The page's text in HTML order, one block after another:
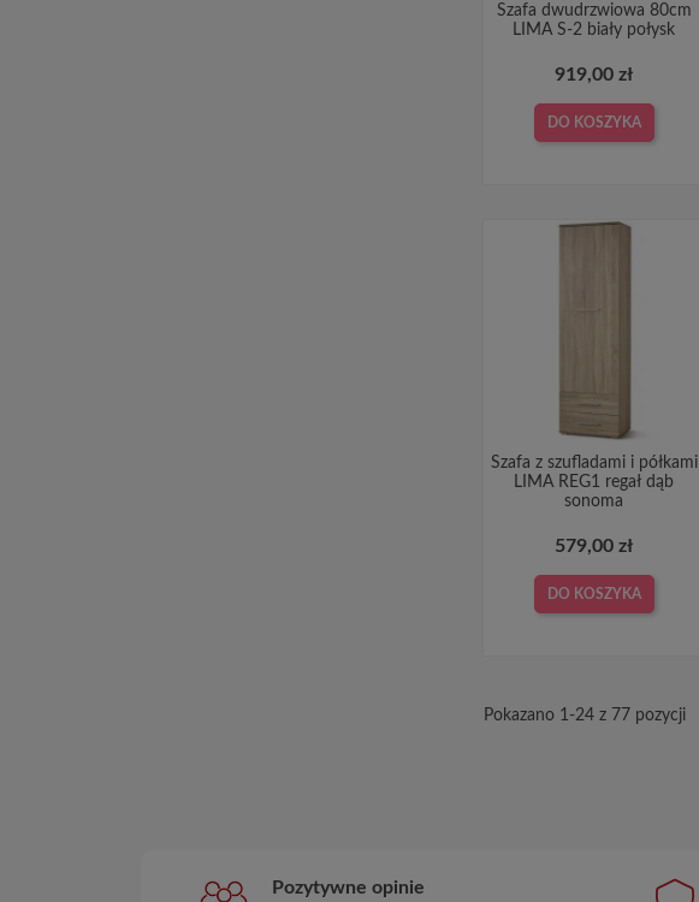
Szafa dwudrzwiowa 80cm
LIMA S-2 biały połysk
919,00 zł
DO KOSZYKA
Szafa z szufladami i półkami
LIMA REG1 regał dąb
sonoma
579,00 zł
DO KOSZYKA
Pokazano 1-24 z 77 pozycji
Pozytywne opinie